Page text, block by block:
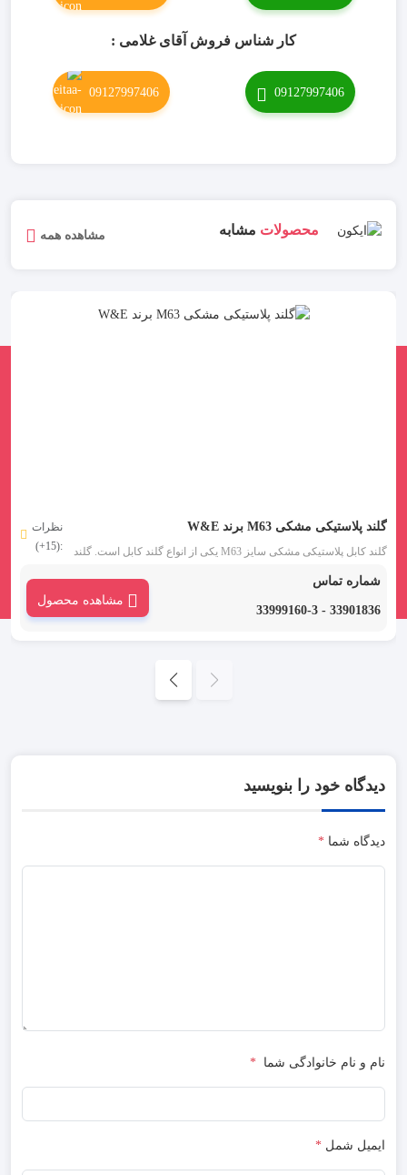
کار شناس فروش آقای غلامی :
09127997406
09127997406
محصولات مشابه مشاهده همه
گلند پلاستیکی مشکی M63 برند W&E
گلند کابل پلاستیکی مشکی سایز M63 یکی از انواع گلند کابل است. گلند
خود خاموش شونده و مقاوم در برابر اشتعال می باشد.
نظرات
:(15+)
شماره تماس
33901836 - 33999160-3
مشاهده محصول
دیدگاه خود را بنویسید
دیدگاه شما *
نام و نام خانوادگی شما *
ایمیل شمل *